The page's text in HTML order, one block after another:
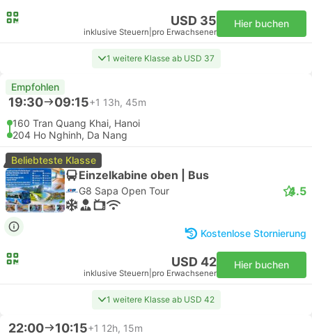
USD 35
inklusive Steuern pro Erwachsener
Hier buchen
1 weitere Klasse ab USD 37
Empfohlen
19:30 09:15+1 13h, 45m
160 Tran Quang Khai, Hanoi
204 Ho Nghinh, Da Nang
Beliebteste Klasse
Einzelkabine oben | Bus
G8 Sapa Open Tour 4.5
Kostenlose Stornierung
USD 42
inklusive Steuern pro Erwachsener
Hier buchen
1 weitere Klasse ab USD 42
22:00 10:15+1 12h, 15m